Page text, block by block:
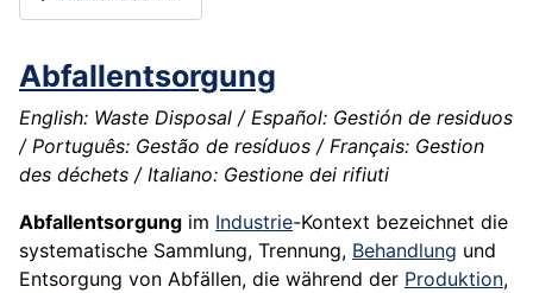
Abfallentsorgung
English: Waste Disposal / Español: Gestión de residuos
/ Português: Gestão de resíduos / Français: Gestion
des déchets / Italiano: Gestione dei rifiuti
Abfallentsorgung im Industrie-Kontext bezeichnet die
systematische Sammlung, Trennung, Behandlung und
Entsorgung von Abfällen, die während der Produktion,